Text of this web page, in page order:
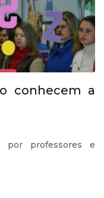
conhecem a
por professores e